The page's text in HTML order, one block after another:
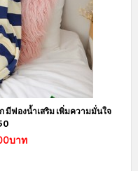
มีฟองน้ำเสริม เพิ่มความมั่นใจ
บาท